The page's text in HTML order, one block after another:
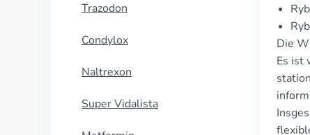
Trazodon
Condylox
Naltrexon
Super Vidalista
Die
Es ist